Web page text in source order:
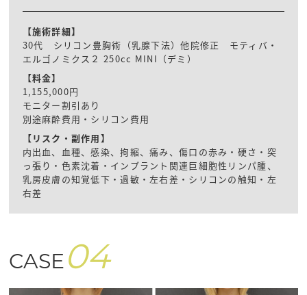
【施術詳細】
30代 シリコン豊胸術（乳腺下法）他院修正 モティバ・
エルゴノミクス２ 250cc MINI（デミ）
【料金】
1,155,000円
モニター割引あり
別途麻酔費用・シリコン費用
【リスク・副作用】
内出血、血種、感染、拘縮、痛み、傷口の赤み・硬さ・突
っ張り・色素沈着・インプラント関連巨細胞性リンパ腫、
乳房皮膚の知覚低下・過敏・左右差・シリコンの触知・左
右差
CASE 04